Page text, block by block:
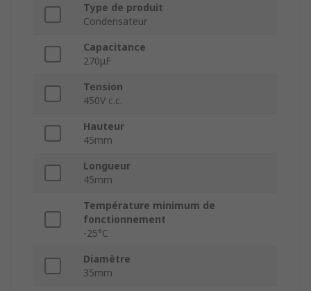
Type de produit
Condensateur
Capacitance
270μF
Tension
450V c.c.
Hauteur
45mm
Longueur
45mm
Température minimum de
fonctionnement
-25°C
Diamètre
35mm